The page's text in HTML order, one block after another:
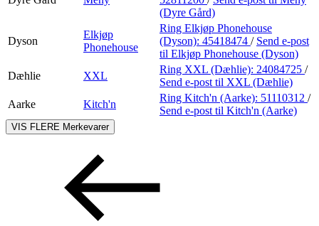
(Dyre Gård)
Dyson
Elkjøp
Phonehouse
Ring Elkjøp Phonehouse
(Dyson): 45418474 / Send e-post
til Elkjøp Phonehouse (Dyson)
Dæhlie
XXL
Ring XXL (Dæhlie): 24084725 /
Send e-post til XXL (Dæhlie)
Aarke
Kitch'n
Ring Kitch'n (Aarke): 51110312 /
Send e-post til Kitch'n (Aarke)
VIS FLERE Merkevarer